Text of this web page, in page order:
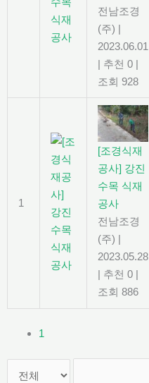
전남조경
(주) |
2023.06.01
| 추천 0 |
조회 928
1
[조경식재
공사] 강진
수목 식재
공사
전남조경
(주) |
2023.05.28
| 추천 0 |
조회 886
1